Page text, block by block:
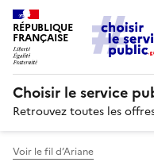
RÉPUBLIQUE
FRANÇAISE
Choisir le service
Retrouvez toutes les
Voir le fil d’Ariane